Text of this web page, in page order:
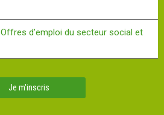
Offres d’emploi du secteur social et
Je m'inscris